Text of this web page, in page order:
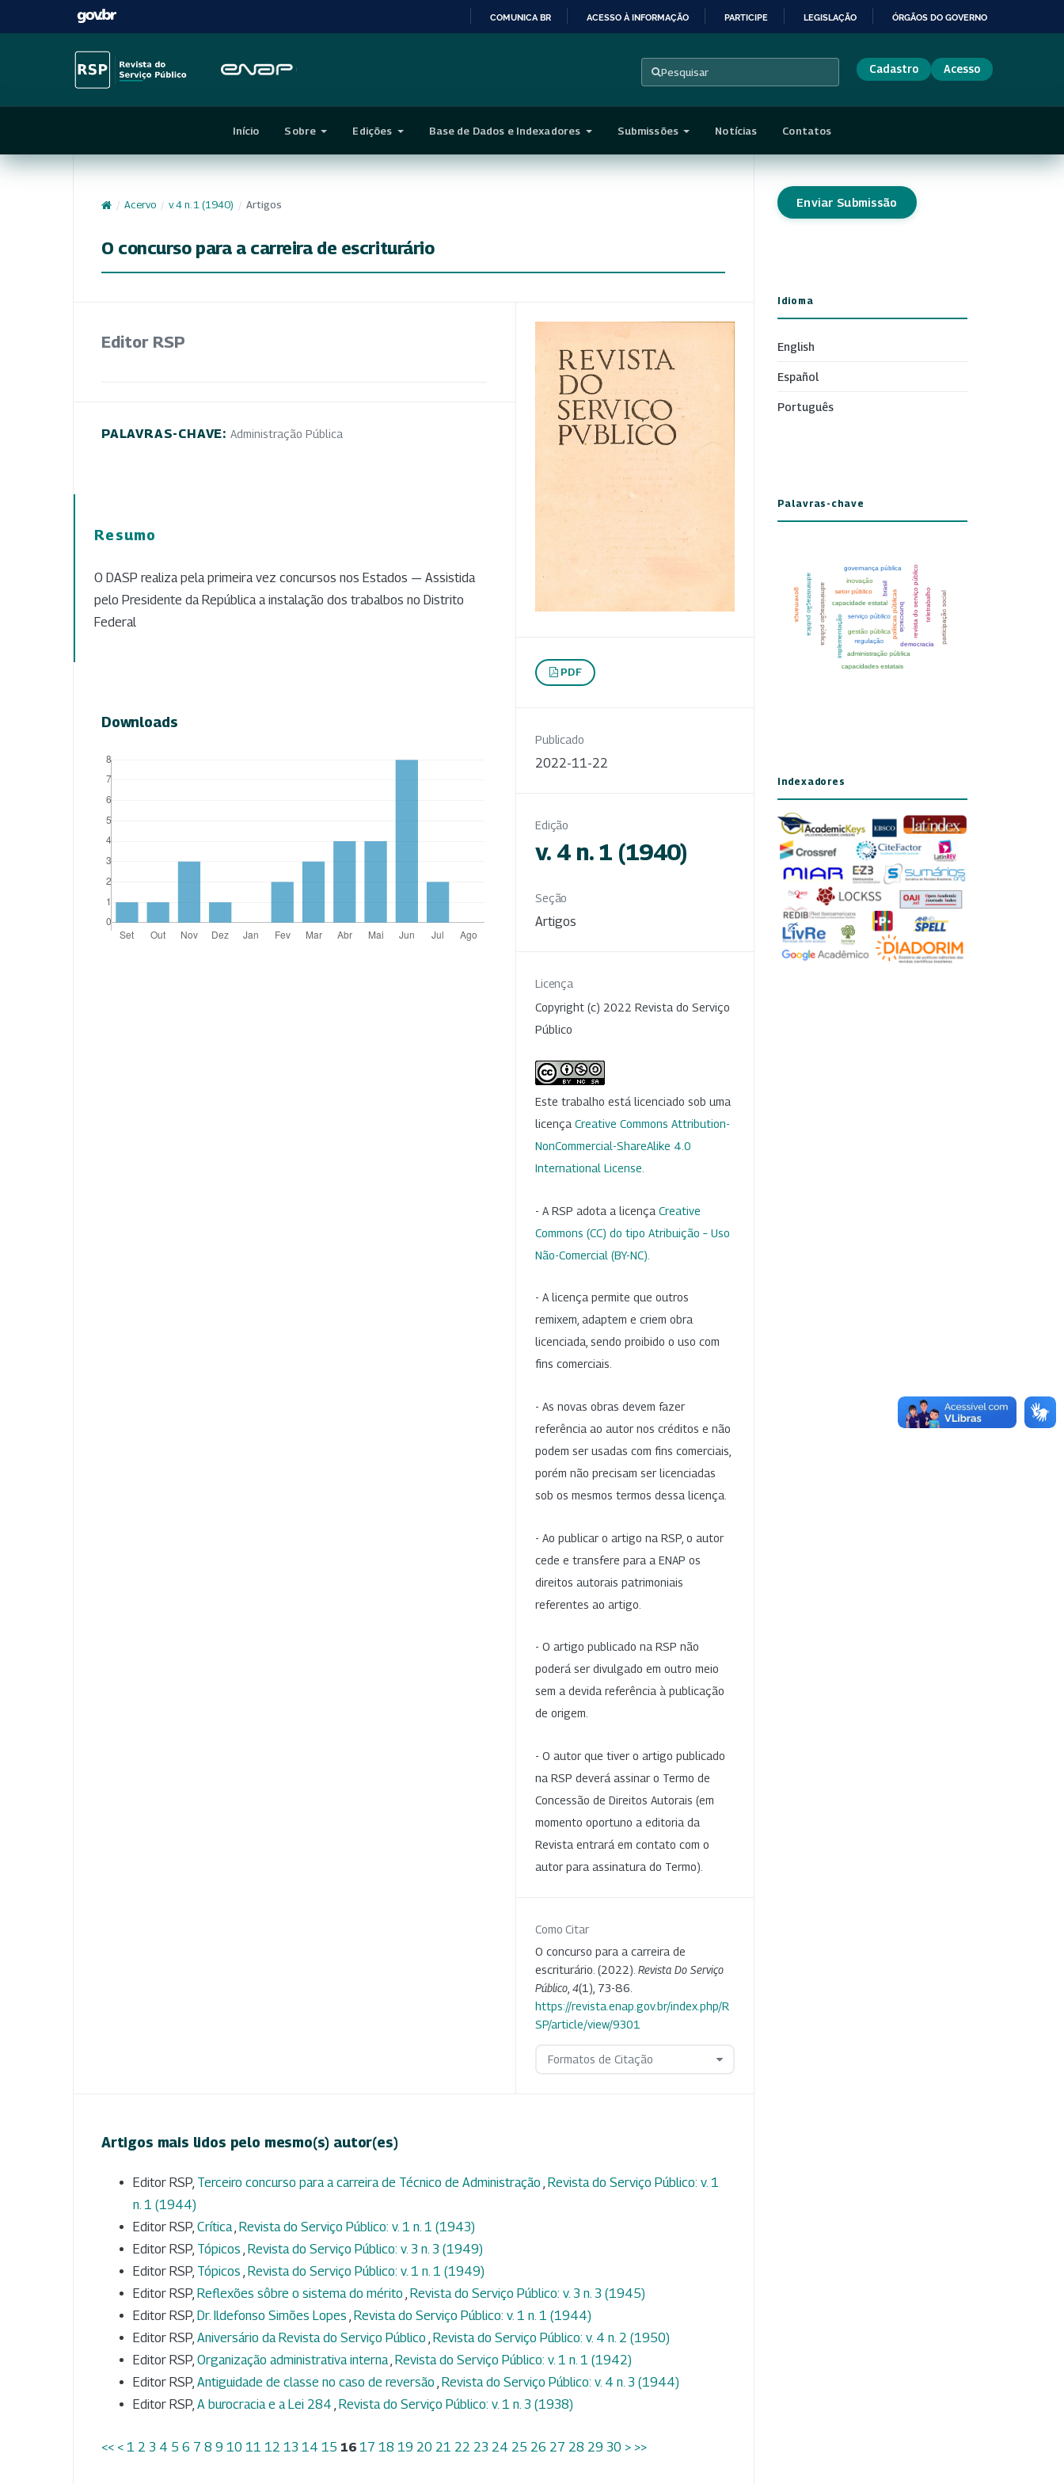
CONTEÚDO
COMUNICA BR ACESSO À INFORMAÇÃO PARTICIPE LEGISLAÇÃO ÓRGÃOS DO GOVERNO
Pesquisar Cadastro Acesso
Início Sobre Edições Base de Dados e Indexadores Submissões Notícias Contatos
/ Acervo / v. 4 n. 1 (1940) / Artigos
O concurso para a carreira de escriturário
Editor RSP
PALAVRAS-CHAVE: Administração Pública
Resumo
O DASP realiza pela primeira vez concursos nos Estados — Assistida
pelo Presidente da República a instalação dos trabalbos no Distrito
Federal
Downloads
PDF
Publicado
2022-11-22
Edição
v. 4 n. 1 (1940)
Seção
Artigos
Licença
Copyright (c) 2022 Revista do Serviço
Público
Este trabalho está licenciado sob uma
licença Creative Commons Attribution-
NonCommercial-ShareAlike 4.0
International License
- A RSP adota a licença Creative
Commons (CC) do tipo Atribuição – Uso
Não-Comercial (BY-NC)
- A licença permite que outros
remixem, adaptem e criem obra
licenciada, sendo proibido o uso com
fins comerciais.
- As novas obras devem fazer
referência ao autor nos créditos e não
podem ser usadas com fins comerciais,
porém não precisam ser licenciadas
sob os mesmos termos dessa licença.
- Ao publicar o artigo na RSP, o autor
cede e transfere para a ENAP os
direitos autorais patrimoniais
referentes ao artigo.
- O artigo publicado na RSP não
poderá ser divulgado em outro meio
sem a devida referência à publicação
de origem.
- O autor que tiver o artigo publicado
na RSP deverá assinar o Termo de
Concessão de Direitos Autorais (em
momento oportuno a editoria da
Revista entrará em contato com o
autor para assinatura do Termo).
Como Citar
O concurso para a carreira de
escriturário. (2022). Revista Do Serviço
Público 4(1), 73-86.
https://revista.enap.gov.br/index.php/R
SP/article/view/9301
Formatos de Citação
Artigos mais lidos pelo mesmo(s) autor(es)
Editor RSP, Terceiro concurso para a carreira de Técnico de Administração , Revista do Serviço Público: v. 1
n. 1 (1944)
Editor RSP, Crítica, Revista do Serviço Público: v. 1 n. 1 (1943)
Editor RSP, Tópicos , Revista do Serviço Público: v. 3 n. 3 (1949)
Editor RSP, Tópicos , Revista do Serviço Público: v. 1 n. 1 (1949)
Editor RSP, Reflexões sôbre o sistema do mérito , Revista do Serviço Público: v. 3 n. 3 (1945)
Editor RSP, Dr. Ildefonso Simões Lopes , Revista do Serviço Público: v. 1 n. 1 (1944)
Editor RSP, Aniversário da Revista do Serviço Público , Revista do Serviço Público: v. 4 n. 2 (1950)
Editor RSP, Organização administrativa interna, Revista do Serviço Público: v. 1 n. 1 (1942)
Editor RSP, Antiguidade de classe no caso de reversão , Revista do Serviço Público: v. 4 n. 3 (1944)
Editor RSP, A burocracia e a Lei 284 , Revista do Serviço Público: v. 1 n. 3 (1938)
<< < 1 2 3 4 5 6 7 8 9 10 11 12 13 14 15 16 17 18 19 20 21 22 23 24 25 26 27 28 29 30 > >>
Enviar Submissão
Idioma
English
Español
Português
Palavras-chave
Indexadores